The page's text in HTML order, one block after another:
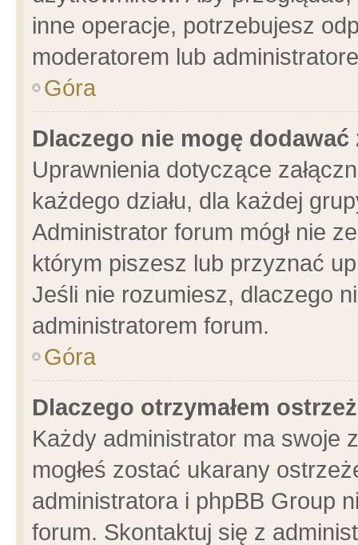
inne operacje, potrzebujesz
moderatorem lub
Góra
Dlaczego nie mogę dodawać
Uprawnienia dotyczące
każdego działu, dla każdej
Administrator forum mógł nie
którym piszesz lub przyznać
Jeśli nie rozumiesz, dlaczego
administratorem forum.
Góra
Dlaczego otrzymałem
Każdy administrator ma swoje
mogłeś zostać ukarany
administratora i phpBB Group
forum. Skontaktuj się z